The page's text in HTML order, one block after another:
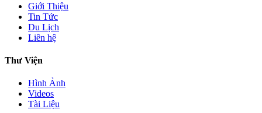
Giới Thiệu
Tin Tức
Du Lịch
Liên hệ
Thư Viện
Hình Ảnh
Videos
Tài Liệu